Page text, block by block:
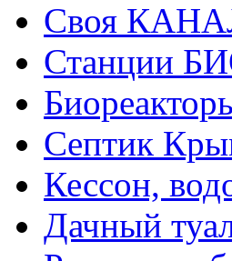
Своя
Станции
Септик
Кессон,
Дачный